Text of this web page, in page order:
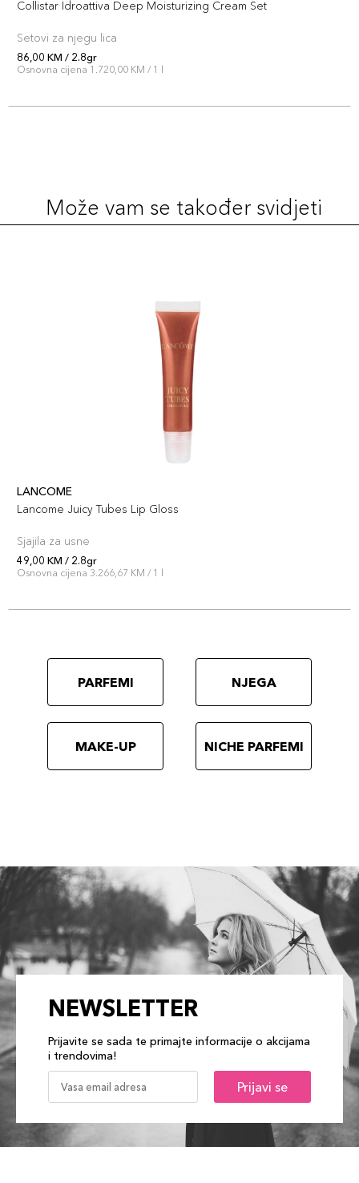
Collistar Idroattiva Deep Moisturizing Cream Set
Setovi za njegu lica
86,00 KM / 2.8gr
Osnovna cijena 1.720,00 KM / 1 l
Može vam se također svidjeti
LANCOME
Lancome Juicy Tubes Lip Gloss
Sjajila za usne
49,00 KM / 2.8gr
Osnovna cijena 3.266,67 KM / 1 l
PARFEMI NJEGA
MAKE-UP NICHE PARFEMI
NEWSLETTER
Prijavite se sada te primajte informacije o akcijama
i trendovima!
Prijavi se